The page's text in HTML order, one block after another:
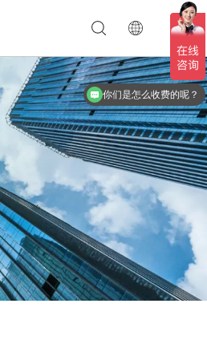
你们是怎么收费的呢？
现在有优惠活动么？